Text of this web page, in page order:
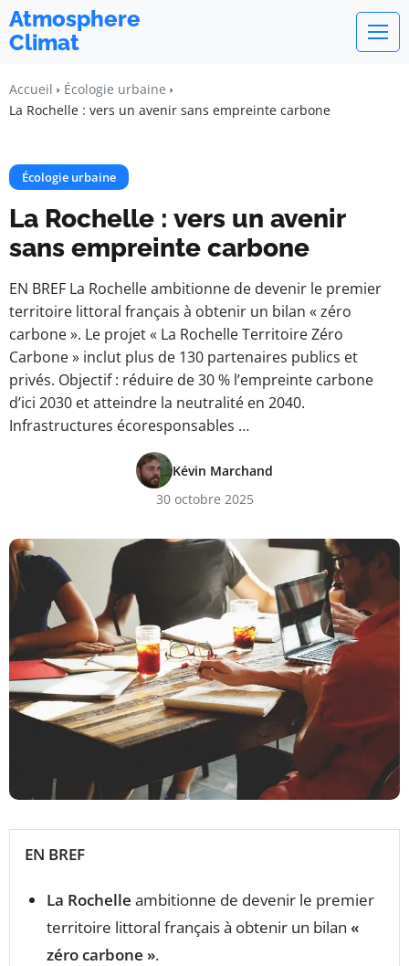
Atmosphere
Climat
Accueil
Écologie urbaine
La Rochelle : vers un avenir sans empreinte carbone
Écologie urbaine
La Rochelle : vers un avenir
sans empreinte carbone
EN BREF La Rochelle ambitionne de devenir le premier
territoire littoral français à obtenir un bilan « zéro
carbone ». Le projet « La Rochelle Territoire Zéro
Carbone » inclut plus de 130 partenaires publics et
privés. Objectif : réduire de 30 % l’empreinte carbone
d’ici 2030 et atteindre la neutralité en 2040.
Infrastructures écoresponsables …
Kévin Marchand
30 octobre 2025
EN BREF
La Rochelle ambitionne de devenir le premier
territoire littoral français à obtenir un bilan «
zéro carbone ».